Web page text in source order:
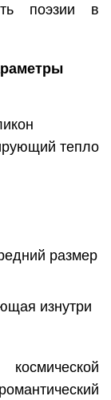
поэзии в
тепло
размер
изнутри